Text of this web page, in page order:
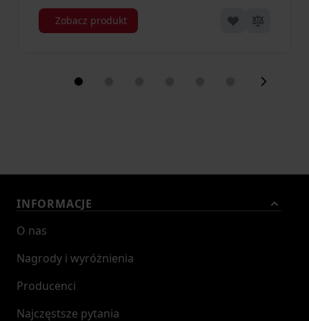
Zobacz produkt
INFORMACJE
O nas
Nagrody i wyróżnienia
Producenci
Najczęstsze pytania